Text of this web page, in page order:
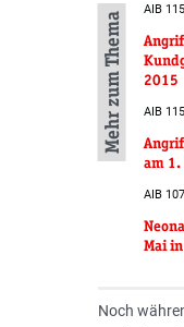
Mehr zum Thema
AIB
2015
AIB
am 1.
AIB
Mai
Noch